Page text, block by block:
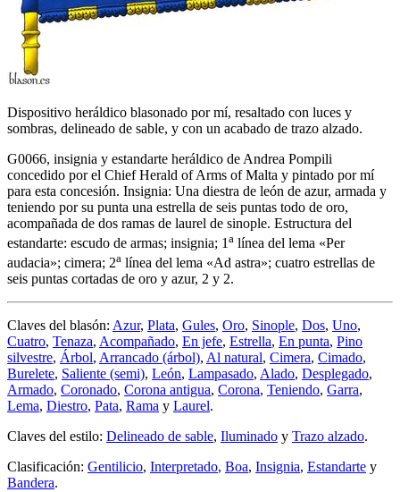
Dispositivo heráldico blasonado por mí, resaltado con luces y
sombras, delineado de sable, y con un acabado de trazo alzado.
G0066, insignia y estandarte heráldico de Andrea Pompili
concedido por el Chief Herald of Arms of Malta y pintado por mí
para esta concesión. Insignia: Una diestra de león de azur, armada y
teniendo por su punta una estrella de seis puntas todo de oro,
acompañada de dos ramas de laurel de sinople. Estructura del
estandarte: escudo de armas; insignia; 1 a línea del lema «Per
audacia»; cimera; 2a línea del lema «Ad astra»; cuatro estrellas de
seis puntas cortadas de oro y azur, 2 y 2.
Claves del blasón: Azur, Plata, Gules, Oro, Sinople, Dos, Uno,
Cuatro, Tenaza, Acompañado, En jefe, Estrella, En punta, Pino
silvestre, Árbol, Arrancado (árbol), Al natural, Cimera, Cimado,
Burelete, Saliente (semi), León, Lampasado, Alado, Desplegado,
Armado, Coronado, Corona antigua, Corona, Teniendo, Garra,
Lema, Diestro, Pata, Rama y Laurel.
Claves del estilo: Delineado de sable, Iluminado y Trazo alzado.
Clasificación: Gentilicio, Interpretado, Boa, Insignia, Estandarte y
Bandera.